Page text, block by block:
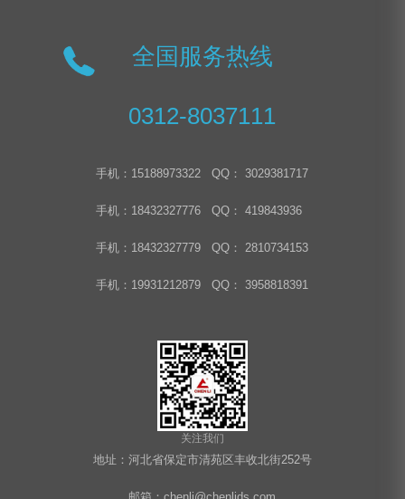
全国服务热线
0312-8037111
手机：15188973322 QQ： 3029381717
手机：18432327776 QQ： 419843936
手机：18432327779 QQ： 2810734153
手机：19931212879 QQ： 3958818391
关注我们
地址：河北省保定市清苑区丰收北街252号